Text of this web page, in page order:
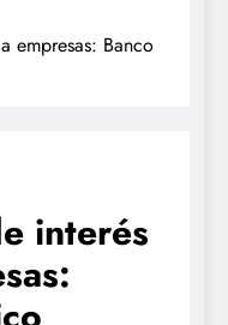
empresas: Banco
interés